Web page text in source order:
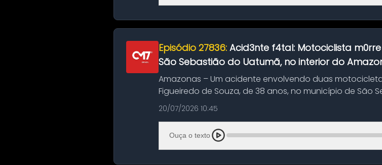
Episódio 27836: Acid3nte f4tal: Motociclista
São Sebastião do Uatumã, no interior do
Amazonas – Um acidente envolvendo duas
Figueiredo de Souza, de 38 anos, no município de São
Amazonas. A colisão ocorreu n...
20/07/2026 10:45
Ouça o texto